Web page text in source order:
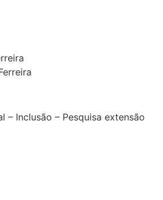
– Inclusão – Pesquisa extensão